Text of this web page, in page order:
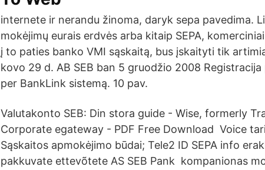
internete ir nerandu žinoma, daryk sepa pavedima.
mokėjimų eurais erdvės arba kitaip SEPA,
į to paties banko VMI sąskaitą, bus įskaityti tik
kovo 29 d. AB SEB ban 5 gruodžio 2008
per BankLink sistemą. 10 pav.
Valutakonto SEB: Din stora guide - Wise, formerly
Corporate egateway - PDF Free Download Voice
Sąskaitos apmokėjimo būdai; Tele2 ID SEPA info
pakkuvate ettevõtete AS SEB Pank kompanionas